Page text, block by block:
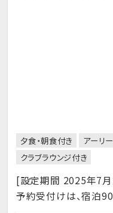
夕食・朝食付き アーリ
クラブラウンジ付き
[設定期間 2025年7
予約受付けは、宿泊